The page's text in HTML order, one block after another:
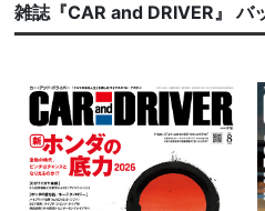
雑誌『CAR and DRIVER』 バ